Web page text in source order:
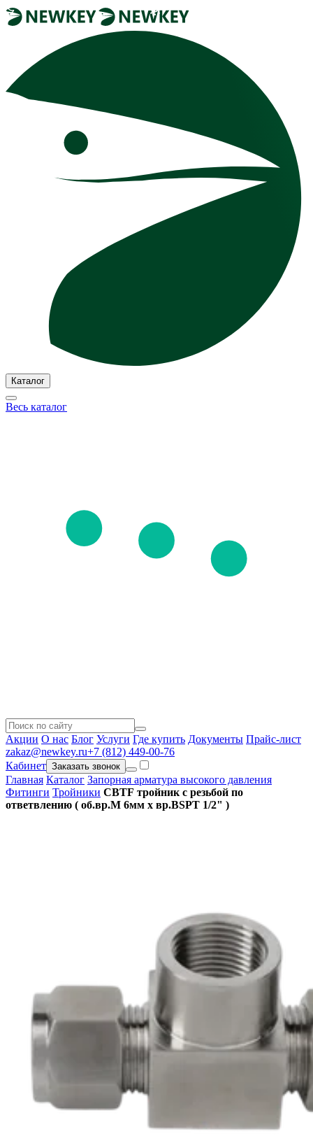
Каталог
Весь каталог
Акции О нас Блог Услуги Где купить Документы Прайс-лист
zakaz@newkey.ru+7 (812) 449-00-76
Кабинет Заказать звонок
Главная Каталог Запорная арматура высокого давления
Фитинги Тройники CBTF тройник с резьбой по
ответвлению ( об.вр.М 6мм x вр.BSPT 1/2" )